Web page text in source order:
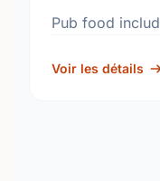
Pub food
Voir les détails